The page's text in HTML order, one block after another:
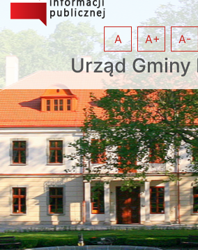
Urząd Gminy
A A+ A-